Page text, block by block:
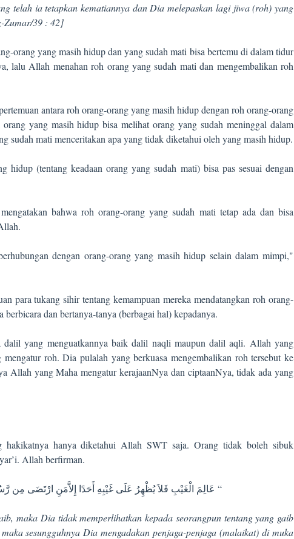
telah ia tetapkan kematiannya dan Dia melepaskan lagi jiwa (roh) yang
Zumar/39 : 42]
orang yang masih hidup dan yang sudah mati bisa bertemu di dalam tidur
lalu Allah menahan roh orang yang sudah mati dan mengembalikan roh
antara roh orang-orang yang masih hidup dengan roh orang-orang
yang masih hidup bisa melihat orang yang sudah meninggal dalam
sudah mati menceritakan apa yang tidak diketahui oleh yang masih hidup.
hidup (tentang keadaan orang yang sudah mati) bisa pas sesuai dengan
bahwa roh orang-orang yang sudah mati tetap ada dan bisa
dengan orang-orang yang masih hidup selain dalam mimpi,"
para tukang sihir tentang kemampuan mereka mendatangkan roh orang-
dan bertanya-tanya (berbagai hal) kepadanya.
yang menguatkannya baik dalil naqli maupun dalil aqli. Allah yang
roh. Dia pulalah yang berkuasa mengembalikan roh tersebut ke
Allah yang Maha mengatur kerajaanNya dan ciptaanNya, tidak ada yang
hakikatnya hanya diketahui Allah SWT saja. Orang tidak boleh sibuk
Allah berfirman.
عَالِمَ الْغَيْبِ فَلاَ يُظْهِرُ عَلَى غَيْبِهِ أَحَدًا إِلاَّمَنِ ارْتَضَى مِن رَّسُولٍ فَإِنَّهُ يَسْلُكُ مِن بَيْنِ يَدَيْهِ وَمِنْ خَلْفِهِ رَصَدًا “
maka Dia tidak memperlihatkan kepada seorangpun tentang yang gaib
sesungguhnya Dia mengadakan penjaga-penjaga (malaikat) di muka